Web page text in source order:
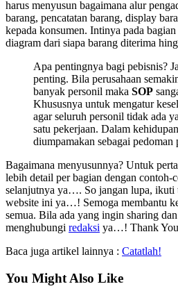
harus menyusun bagaimana alur
barang, pencatatan barang, display
kepada konsumen. Intinya pada
diagram dari siapa barang diterima
Apa pentingnya bagi pebisnis?
penting. Bila perusahaan
banyak personil maka SOP
Khususnya untuk mengatur
agar seluruh personil tidak ada
satu pekerjaan. Dalam
diumpamakan sebagai pedoman
Bagaimana menyusunnya? Untuk
lebih detail per bagian dengan contoh-
selanjutnya ya…. So jangan lupa, ikuti
website ini ya…! Semoga membantu
semua. Bila ada yang ingin sharing
menghubungi redaksi ya…! Thank
Baca juga artikel lainnya : Catatlah!
You Might Also Like